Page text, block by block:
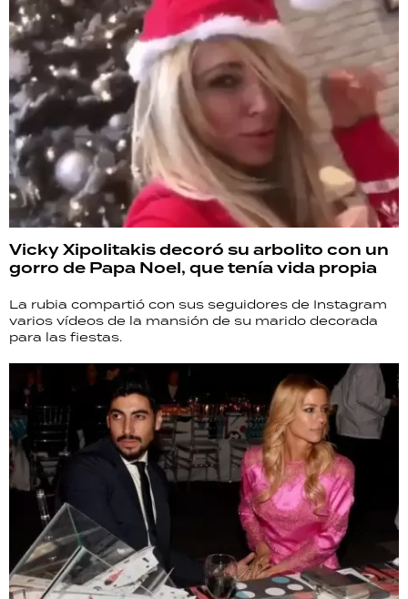
Vicky Xipolitakis decoró su arbolito con un
gorro de Papa Noel, que tenía vida propia
La rubia compartió con sus seguidores de Instagram
varios vídeos de la mansión de su marido decorada
para las fiestas.